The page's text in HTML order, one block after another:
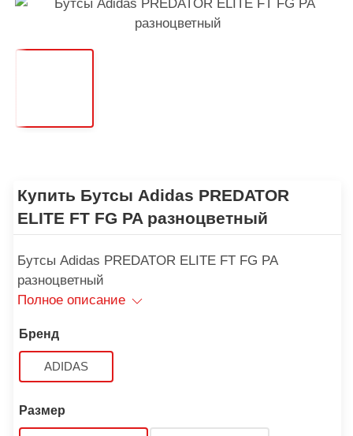
Купить Бутсы Adidas PREDATOR
ELITE FT FG PA разноцветный
Бутсы Adidas PREDATOR ELITE FT FG PA
разноцветный
Полное описание
Бренд
ADIDAS
Размер